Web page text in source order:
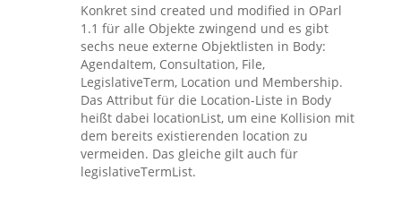
Konkret sind created und modified in OParl
1.1 für alle Objekte zwingend und es gibt
sechs neue externe Objektlisten in Body:
AgendaItem, Consultation, File,
LegislativeTerm, Location und Membership.
Das Attribut für die Location-Liste in Body
heißt dabei locationList, um eine Kollision mit
dem bereits existierenden location zu
vermeiden. Das gleiche gilt auch für
legislativeTermList.